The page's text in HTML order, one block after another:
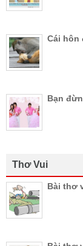
Cái hôn
Bạn
Thơ Vui
Bài thơ